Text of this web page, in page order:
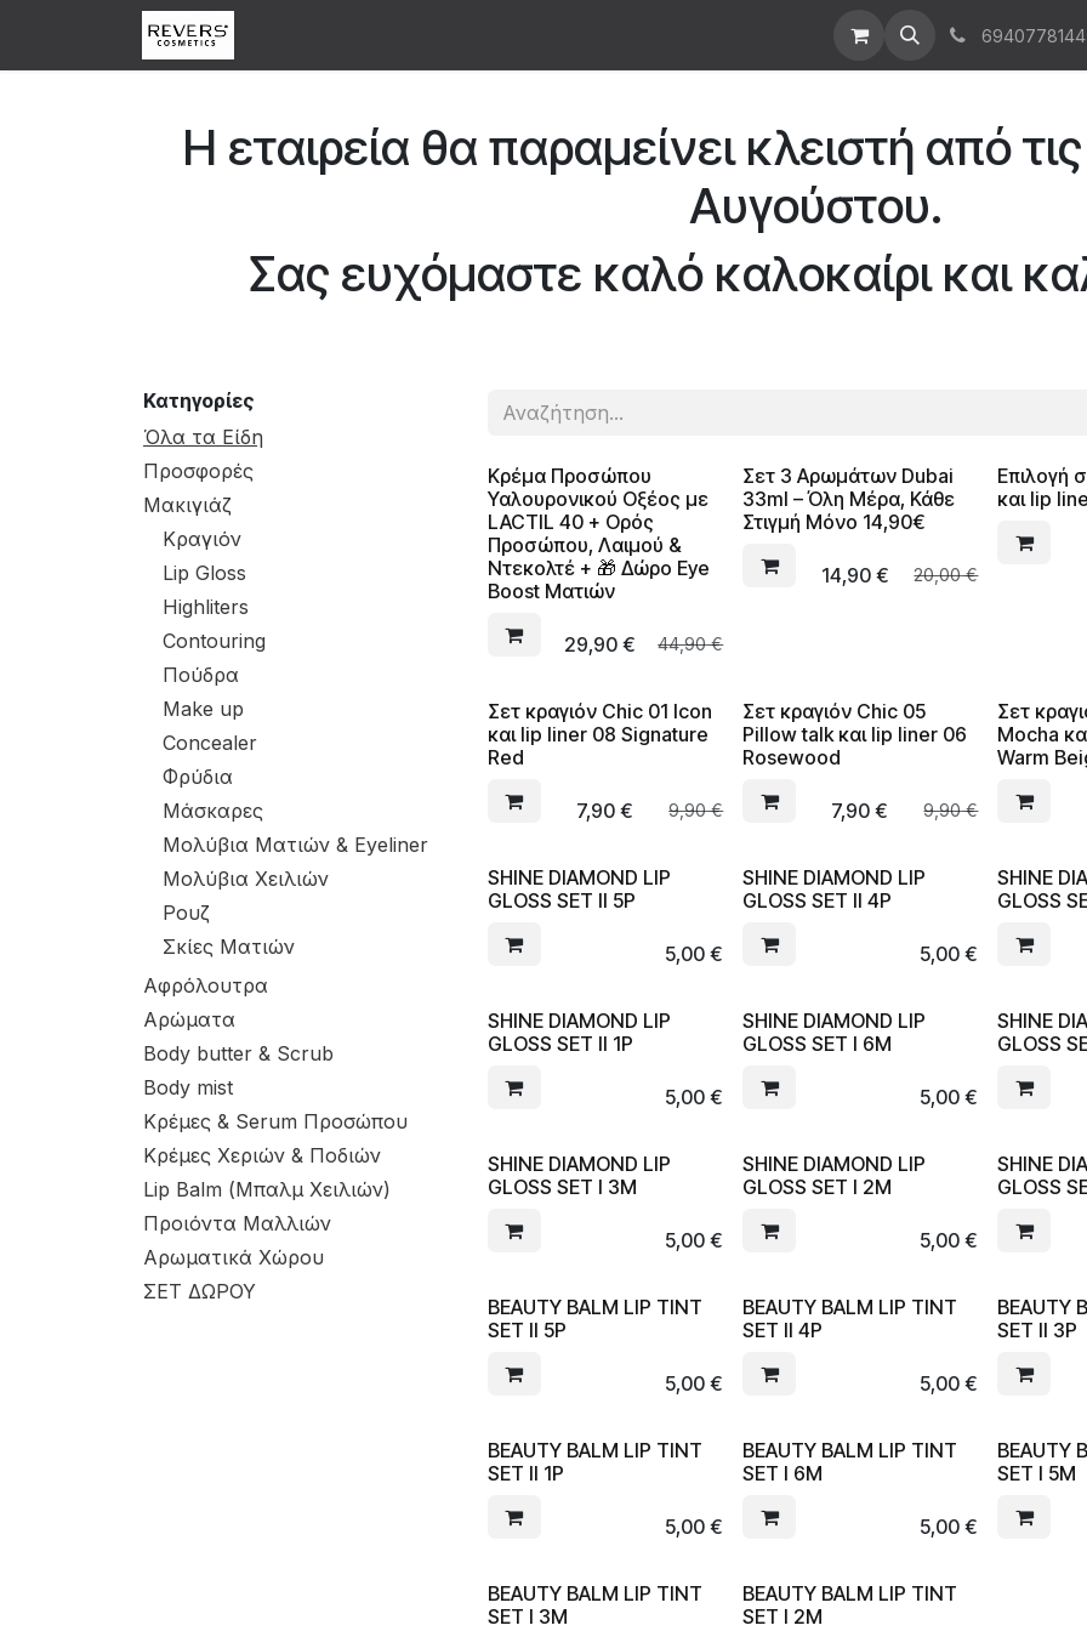
Χονδρική 6940778144
Η εταιρεία θα παραμείνει κλειστή από
Αυγούστου.
Σας ευχόμαστε καλό καλοκαίρι και
Κατηγορίες
Όλα τα Είδη
Προσφορές
Μακιγιάζ
Κραγιόν
Lip Gloss
Highliters
Contouring
Πούδρα
Make up
Concealer
Φρύδια
Μάσκαρες
Μολύβια Ματιών & Eyeliner
Μολύβια Χειλιών
Ρουζ
Σκίες Ματιών
Αφρόλουτρα
Αρώματα
Body butter & Scrub
Body mist
Κρέμες & Serum Προσώπου
Κρέμες Χεριών & Ποδιών
Lip Balm (Μπαλμ Χειλιών)
Προιόντα Μαλλιών
Αρωματικά Χώρου
ΣΕΤ ΔΩΡΟΥ
Κρέμα Προσώπου
Υαλουρονικού Οξέος με
LACTIL 40 + Ορός
Προσώπου, Λαιμού &
Ντεκολτέ + 🎁 Δώρο Eye
Boost Ματιών
29,90€ 44,90€
Σετ 3 Αρωμάτων Dubai
33ml – Όλη Μέρα, Κάθε
Στιγμή Μόνο 14,90€
14,90€ 20,00€
Επιλογή
και lip
Σετ κραγιόν Chic 01 Icon
και lip liner 08 Signature
Red
7,90 € 9,90€
Σετ κραγιόν Chic 05
Pillow talk και lip liner 06
Rosewood
7,90 € 9,90€
Σετ
Mocha
Warm
SHINE DIAMOND LIP
GLOSS SET II 5P
5,00 €
SHINE DIAMOND LIP
GLOSS SET II 4P
5,00 €
SHINE
GLOSS
SHINE DIAMOND LIP
GLOSS SET II 1P
5,00 €
SHINE DIAMOND LIP
GLOSS SET I 6M
5,00 €
SHINE
GLOSS
SHINE DIAMOND LIP
GLOSS SET I 3M
5,00 €
SHINE DIAMOND LIP
GLOSS SET I 2M
5,00 €
SHINE
GLOSS
BEAUTY BALM LIP TINT
SET II 5P
5,00 €
BEAUTY BALM LIP TINT
SET II 4P
5,00 €
BEAUTY
SET II 3P
BEAUTY BALM LIP TINT
SET II 1P
5,00 €
BEAUTY BALM LIP TINT
SET I 6M
5,00 €
BEAUTY
SET I 5M
BEAUTY BALM LIP TINT
SET I 3M
BEAUTY BALM LIP TINT
SET I 2M